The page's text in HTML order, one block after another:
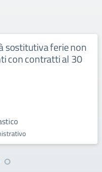
sostitutiva ferie non
con contratti al 30